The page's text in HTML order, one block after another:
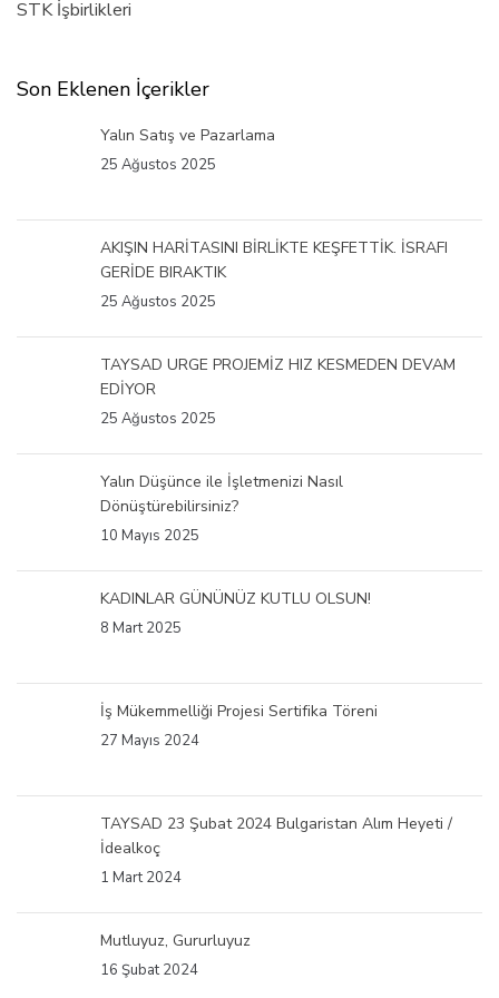
STK İşbirlikleri
Son Eklenen İçerikler
Yalın Satış ve Pazarlama
25 Ağustos 2025
AKIŞIN HARİTASINI BİRLİKTE KEŞFETTİK. İSRAFI
GERİDE BIRAKTIK
25 Ağustos 2025
TAYSAD URGE PROJEMİZ HIZ KESMEDEN DEVAM
EDİYOR
25 Ağustos 2025
Yalın Düşünce ile İşletmenizi Nasıl
Dönüştürebilirsiniz?
10 Mayıs 2025
KADINLAR GÜNÜNÜZ KUTLU OLSUN!
8 Mart 2025
İş Mükemmelliği Projesi Sertifika Töreni
27 Mayıs 2024
TAYSAD 23 Şubat 2024 Bulgaristan Alım Heyeti /
İdealkoç
1 Mart 2024
Mutluyuz, Gururluyuz
16 Şubat 2024